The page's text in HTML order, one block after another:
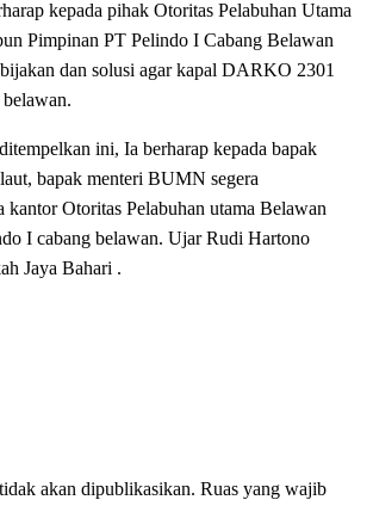
kepada pihak Otoritas Pelabuhan Utama
Pimpinan PT Pelindo I Cabang Belawan
dan solusi agar kapal DARKO 2301
ini, Ia berharap kepada bapak
bapak menteri BUMN segera
kantor Otoritas Pelabuhan utama Belawan
I cabang belawan. Ujar Rudi Hartono
Jaya Bahari .
akan dipublikasikan. Ruas yang wajib